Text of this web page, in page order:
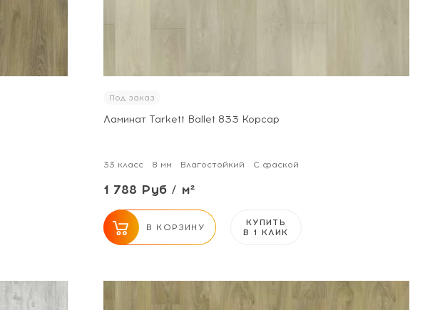
Под заказ
Ламинат Tarkett Ballet 833 Корсар
33 класс 8 мм Влагостойкий С фаской
1 788 Руб / м²
В КОРЗИНУ
КУПИТЬ
В 1 КЛИК